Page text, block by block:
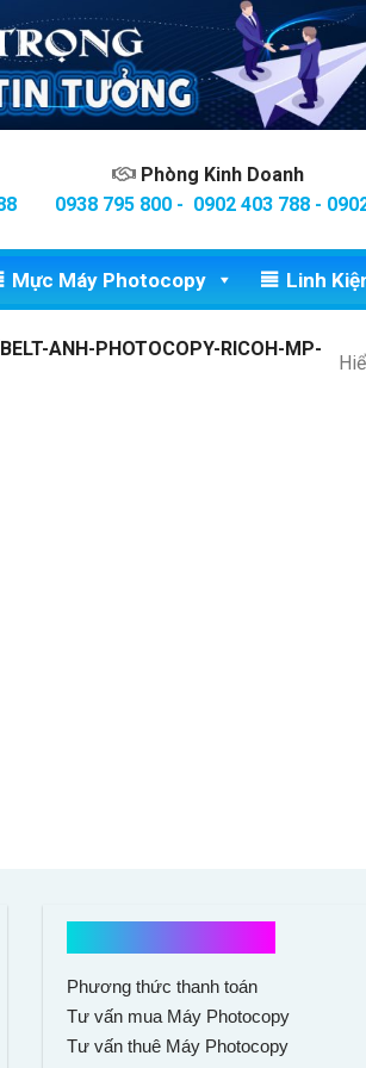
Phòng Kinh Doanh
0938 795 800 - 0902 403 788 -
Mực Máy Photocopy Linh
ANH-PHOTOCOPY-RICOH-MP-
Phương thức thanh toán
Tư vấn mua Máy Photocopy
Tư vấn thuê Máy Photocopy